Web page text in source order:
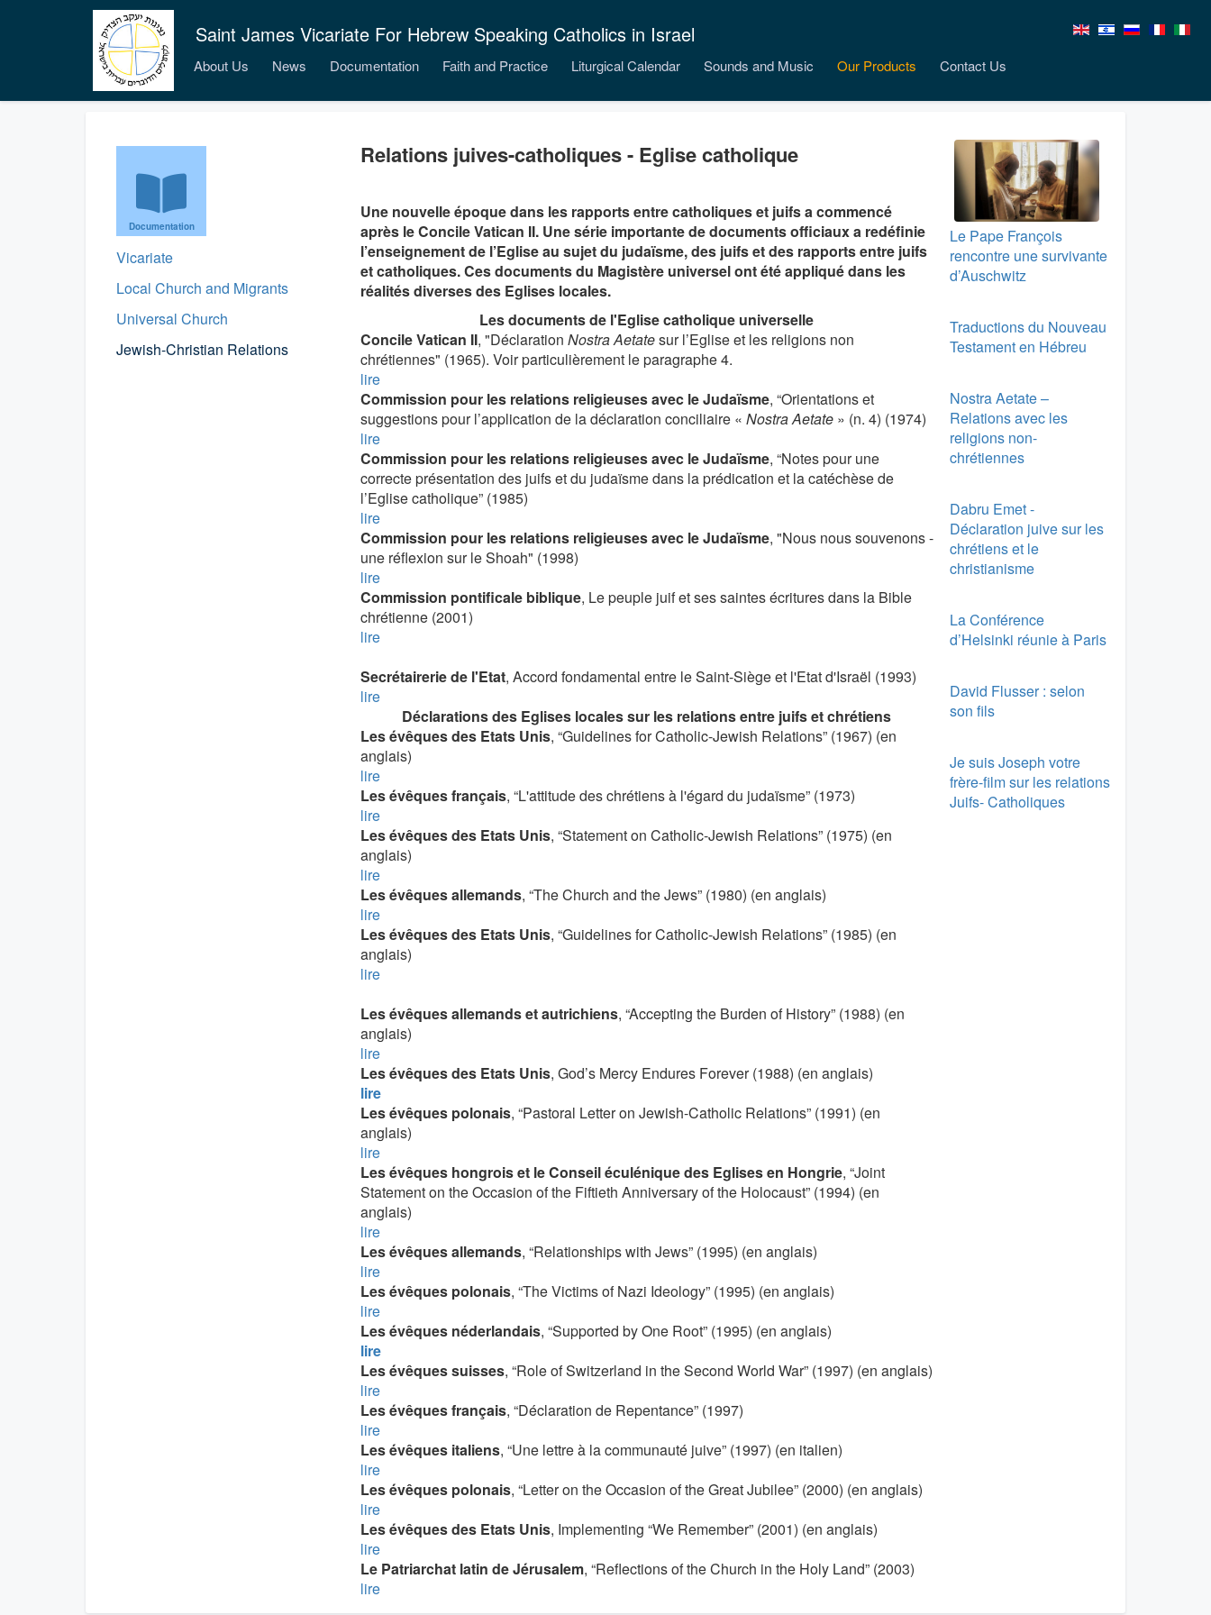
Saint James Vicariate For Hebrew Speaking Catholics in Israel
About Us News Documentation Faith and Practice Liturgical Calendar Sounds and Music Our Products Contact Us
Documentation
Vicariate
Local Church and Migrants
Universal Church
Jewish-Christian Relations
Relations juives-catholiques - Eglise catholique
Une nouvelle époque dans les rapports entre catholiques et juifs a commencé
après le Concile Vatican II. Une série importante de documents officiaux a redéfinie
l’enseignement de l’Eglise au sujet du judaïsme, des juifs et des rapports entre juifs
et catholiques. Ces documents du Magistère universel ont été appliqué dans les
réalités diverses des Eglises locales.
Les documents de l'Eglise catholique universelle
Concile Vatican II, "Déclaration Nostra Aetatesur l’Eglise et les religions non
chrétiennes" (1965). Voir particulièrement le paragraphe 4.
lire
Commission pour les relations religieuses avec le Judaïsme, “Orientations et
suggestions pour l’application de la déclaration conciliaire « Nostra Aetate» (n. 4) (1974)
lire
Commission pour les relations religieuses avec le Judaïsme, “Notes pour une
correcte présentation des juifs et du judaïsme dans la prédication et la catéchèse de
l’Eglise catholique” (1985)
lire
Commission pour les relations religieuses avec le Judaïsme, "Nous nous souvenons -
une réflexion sur le Shoah" (1998)
lire
Commission pontificale biblique, Le peuple juif et ses saintes écritures dans la Bible
chrétienne (2001)
lire
Secrétairerie de l'Etat, Accord fondamental entre le Saint-Siège et l'Etat d'Israël (1993)
lire
Déclarations des Eglises locales sur les relations entre juifs et chrétiens
Les évêques des Etats Unis, “Guidelines for Catholic-Jewish Relations” (1967) (en
anglais)
lire
Les évêques français, “L'attitude des chrétiens à l'égard du judaïsme” (1973)
lire
Les évêques des Etats Unis, “Statement on Catholic-Jewish Relations” (1975) (en
anglais)
lire
Les évêques allemands, “The Church and the Jews” (1980) (en anglais)
lire
Les évêques des Etats Unis, “Guidelines for Catholic-Jewish Relations” (1985) (en
anglais)
lire
Les évêques allemands et autrichiens, “Accepting the Burden of History” (1988) (en
anglais)
lire
Les évêques des Etats Unis, God’s Mercy Endures Forever (1988) (en anglais)
lire
Les évêques polonais, “Pastoral Letter on Jewish-Catholic Relations” (1991) (en
anglais)
lire
Les évêques hongrois et le Conseil éculénique des Eglises en Hongrie, “Joint
Statement on the Occasion of the Fiftieth Anniversary of the Holocaust” (1994) (en
anglais)
lire
Les évêques allemands, “Relationships with Jews” (1995) (en anglais)
lire
Les évêques polonais, “The Victims of Nazi Ideology” (1995) (en anglais)
lire
Les évêques néderlandais, “Supported by One Root” (1995) (en anglais)
lire
Les évêques suisses, “Role of Switzerland in the Second World War” (1997) (en anglais)
lire
Les évêques français, “Déclaration de Repentance” (1997)
lire
Les évêques italiens, “Une lettre à la communauté juive” (1997) (en italien)
lire
Les évêques polonais, “Letter on the Occasion of the Great Jubilee” (2000) (en anglais)
lire
Les évêques des Etats Unis, Implementing “We Remember” (2001) (en anglais)
lire
Le Patriarchat latin de Jérusalem, “Reflections of the Church in the Holy Land” (2003)
lire
Le Pape François
rencontre une survivante
d’Auschwitz
Traductions du Nouveau
Testament en Hébreu
Nostra Aetate –
Relations avec les
religions non-
chrétiennes
Dabru Emet -
Déclaration juive sur les
chrétiens et le
christianisme
La Conférence
d’Helsinki réunie à Paris
David Flusser : selon
son fils
Je suis Joseph votre
frère-film sur les relations
Juifs- Catholiques